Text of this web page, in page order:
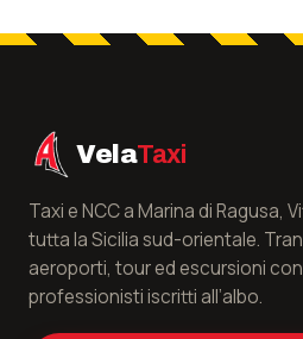
VelaTaxi
Taxi e NCC a Marina di Ragusa,
tutta la Sicilia sud-orientale.
aeroporti, tour ed escursioni
professionisti iscritti all’albo.